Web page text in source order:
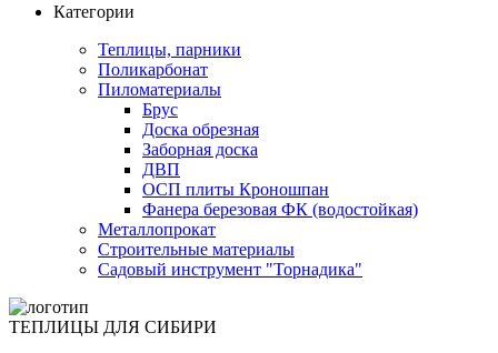
Категории
Теплицы, парники
Поликарбонат
Пиломатериалы
Брус
Доска обрезная
Заборная доска
ДВП
ОСП плиты Кроношпан
Фанера березовая ФК (водостойкая)
Металлопрокат
Строительные материалы
Садовый инструмент "Торнадика"
ТЕПЛИЦЫ ДЛЯ СИБИРИ